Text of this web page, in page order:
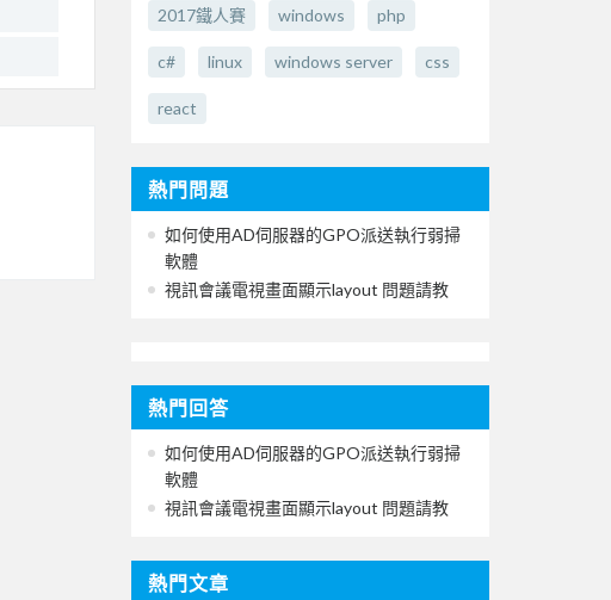
2017鐵人賽 windows php
c# linux windows server css
react
熱門問題
如何使用AD伺服器的GPO派送執行弱掃
軟體
視訊會議電視畫面顯示layout 問題請教
熱門回答
如何使用AD伺服器的GPO派送執行弱掃
軟體
視訊會議電視畫面顯示layout 問題請教
熱門文章